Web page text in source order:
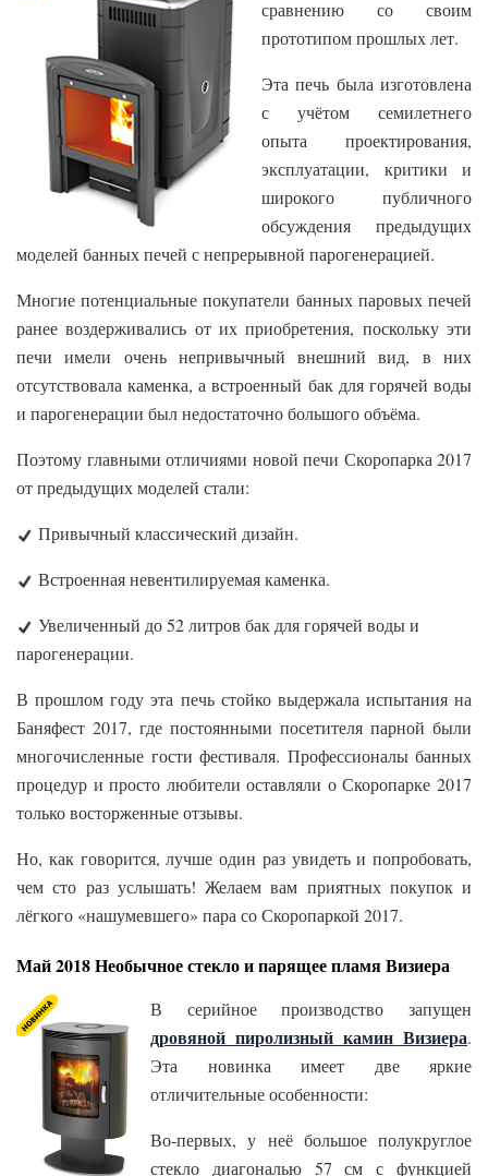
сравнению со своим
прототипом прошлых лет.
Эта печь была изготовлена
с учётом семилетнего
опыта проектирования,
эксплуатации, критики и
широкого публичного
обсуждения предыдущих
моделей банных печей с непрерывной парогенерацией.
Многие потенциальные покупатели банных паровых печей
ранее воздерживались от их приобретения, поскольку эти
печи имели очень непривычный внешний вид, в них
отсутствовала каменка, а встроенный бак для горячей воды
и парогенерации был недостаточно большого объёма.
Поэтому главными отличиями новой печи Скоропарка 2017
от предыдущих моделей стали:
Привычный классический дизайн.
Встроенная невентилируемая каменка.
Увеличенный до 52 литров бак для горячей воды и
парогенерации.
В прошлом году эта печь стойко выдержала испытания на
Баняфест 2017, где постоянными посетителя парной были
многочисленные гости фестиваля. Профессионалы банных
процедур и просто любители оставляли о Скоропарке 2017
только восторженные отзывы.
Но, как говорится, лучше один раз увидеть и попробовать,
чем сто раз услышать! Желаем вам приятных покупок и
лёгкого «нашумевшего» пара со Скоропаркой 2017.
Май 2018 Необычное стекло и парящее пламя Визиера
В серийное производство запущен
дровяной пиролизный камин Визиера.
Эта новинка имеет две яркие
отличительные особенности:
Во-первых, у неё большое полукруглое
стекло диагональю 57 см с функцией